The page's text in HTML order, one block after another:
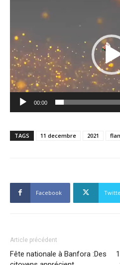
00:00
TAGS 11 decembre 2021
Facebook
Article précédent
Fête nationale à Banfora :Des